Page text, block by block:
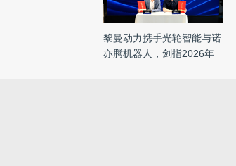
黎曼动力携手光轮智能与诺
亦腾机器人，剑指2026年